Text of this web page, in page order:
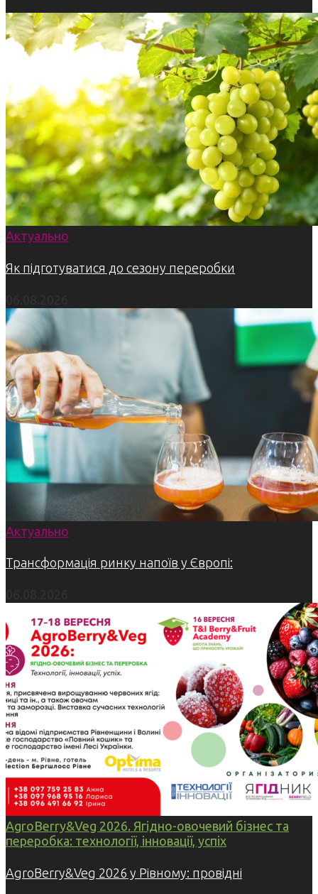
Актуально
Як підготуватися до сезону переробки
Актуально
Трансформація ринку напоїв у Європі:
AgroBerry&Veg 2026. Ягідно-овочевий бізнес та
переробка: технології, інновації, успіх
AgroBerry&Veg 2026 у Рівному: провідні